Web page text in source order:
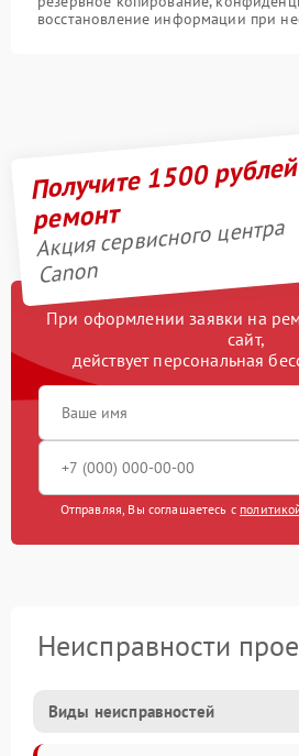
восстановление информации при
Получите 1500
ремонт
Акция сервисного центра
Canon
При оформлении заявки на
сайт,
действует персональная
Отправляя, Вы соглашаетесь с
Неисправности
Виды неисправностей